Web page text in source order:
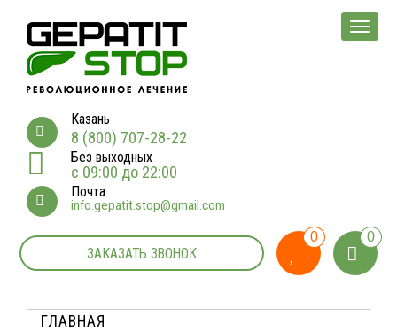
Казань
8 (800) 707-28-22
Без выходных
с 09:00 до 22:00
Почта
info.gepatit.stop@gmail.com
ЗАКАЗАТЬ ЗВОНОК
0 0
ГЛАВНАЯ